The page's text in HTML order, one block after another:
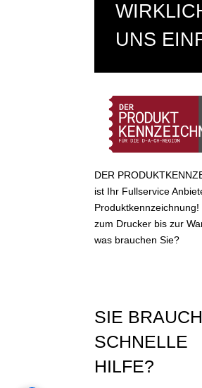
UNS
DER
ist Ihr Fullservice
Produktkennzeichnung!
zum Drucker bis zur
was brauchen Sie?
SIE
SCHNELLE
HILFE?